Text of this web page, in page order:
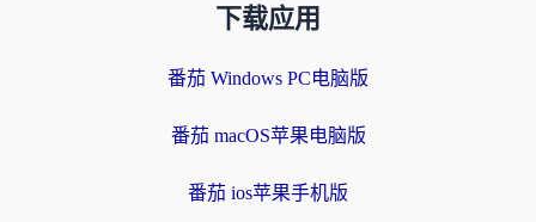
下载应用
番茄 Windows PC电脑版
番茄 macOS苹果电脑版
番茄 ios苹果手机版